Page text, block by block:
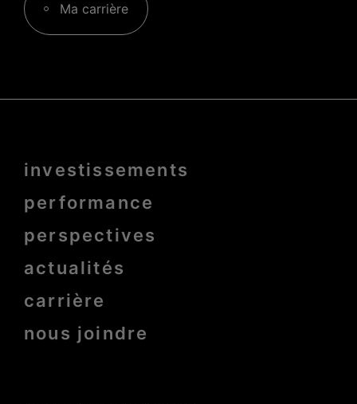
Ma carrière
Menu
bold
investissements
performance
perspectives
actualités
carrière
nous joindre